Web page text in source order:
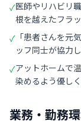
✓医師やリハビリ
根を越えたフラ
✓ 「患者さんを元
ッフ同士が協力
✓アットホームで
染めるよう優し
業務・勤務